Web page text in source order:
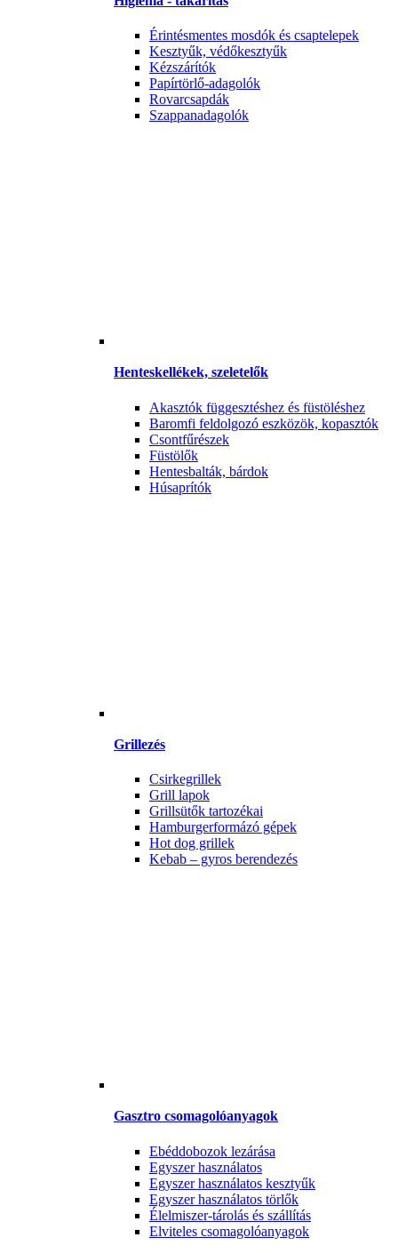
Érintésmentes mosdók és csaptelepek
Kesztyűk, védőkesztyűk
Kézszárítók
Papírtörlő-adagolók
Rovarcsapdák
Szappanadagolók
Henteskellékek, szeletelők
Akasztók függesztéshez és füstöléshez
Baromfi feldolgozó eszközök, kopasztók
Csontfűrészek
Füstölők
Hentesbalták, bárdok
Húsaprítók
Grillezés
Csirkegrillek
Grill lapok
Grillsütők tartozékai
Hamburgerformázó gépek
Hot dog grillek
Kebab – gyros berendezés
Gasztro csomagolóanyagok
Ebéddobozok lezárása
Egyszer használatos
Egyszer használatos kesztyűk
Egyszer használatos törlők
Élelmiszer-tárolás és szállítás
Elviteles csomagolóanyagok